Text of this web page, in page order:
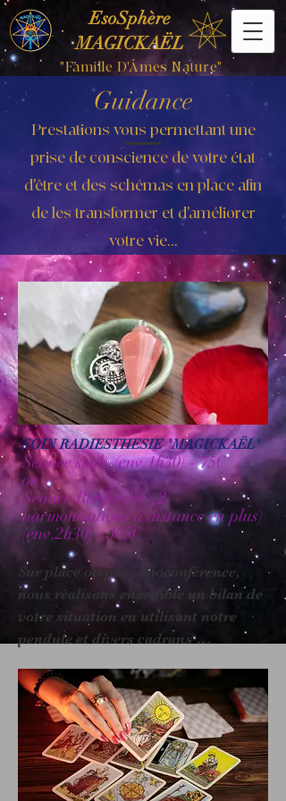
EsoSphère
MAGICKAËL
"Famille D'Âmes Nature"
Guidance
Prestations vous permettant une
prise de conscience de votre état
d'être et des schémas en place afin
de les transformer et d'améliorer
votre vie...
SOIN RADIESTHESIE "MAGICKAËL"
Séance seule (env.1h30) - 75€
ou
Séance Renforcée ( 2
harmonisations à distance en plus)
(env.2h30) - 105€
Sur place ou par visioconférence,
nous réalisons ensemble un bilan de
votre situation en utilisant notre
pendule et divers cadrans
votre configuration vibratoire
personnelle et environnementale
(émotionnelle, mentale, occulte,
relationnelle, lieu de vie…)
Nous ouvrons le dialogue et vous